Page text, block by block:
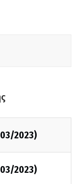
2023)
2023)